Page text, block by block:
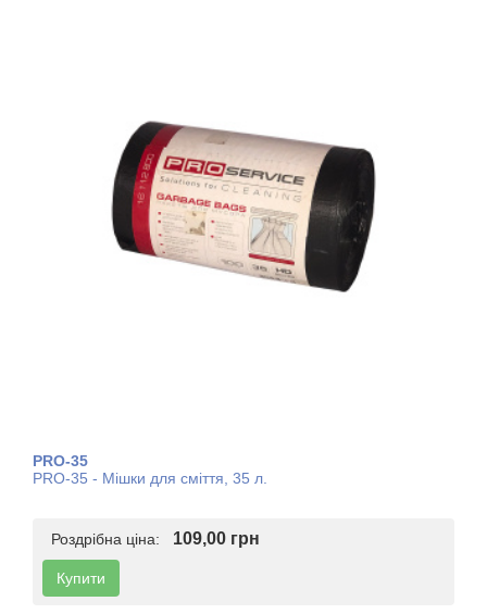
PRO-35
PRO-35 - Мішки для сміття, 35 л.
Роздрібна ціна: 109,00 грн
Купити